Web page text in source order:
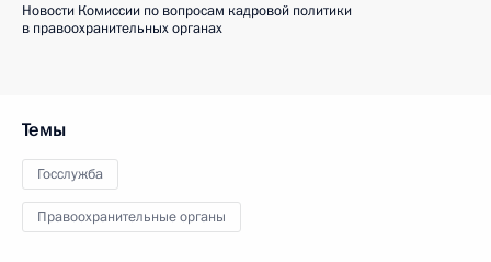
Новости Комиссии по вопросам кадровой политики
в правоохранительных органах
Темы
Госслужба
Правоохранительные органы